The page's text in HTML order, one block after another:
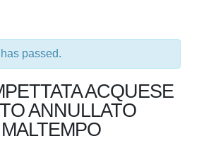
passed.
ACQUESE
ANNULLATO